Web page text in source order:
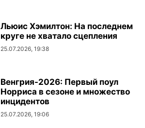
Льюис Хэмилтон: На последнем
круге не хватало сцепления
25.07.2026, 19:38
Венгрия-2026: Первый поул
Норриса в сезоне и множество
инцидентов
25.07.2026, 19:06